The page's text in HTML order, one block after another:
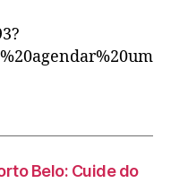
Belo: Cuide do